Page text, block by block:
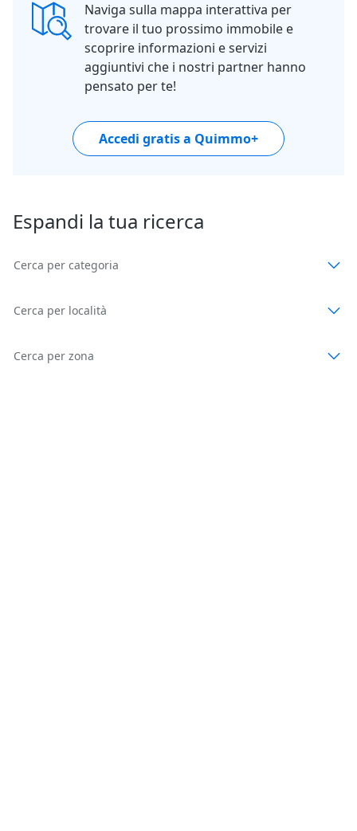
Naviga sulla mappa interattiva per
trovare il tuo prossimo immobile e
scoprire informazioni e servizi
aggiuntivi che i nostri partner hanno
pensato per te!
Accedi gratis a Quimmo+
Espandi la tua ricerca
Cerca per categoria
Cerca per località
Cerca per zona